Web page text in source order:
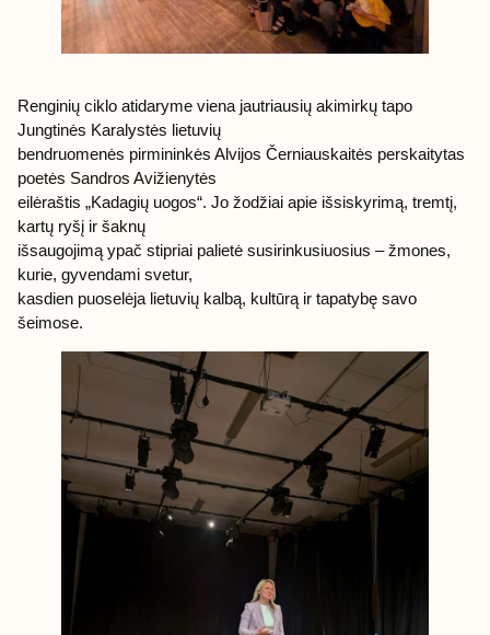
Renginių ciklo atidaryme viena jautriausių akimirkų tapo
Jungtinės Karalystės lietuvių
bendruomenės pirmininkės Alvijos Černiauskaitės perskaitytas
poetės Sandros Avižienytės
eilėraštis „Kadagių uogos“. Jo žodžiai apie išsiskyrimą, tremtį,
kartų ryšį ir šaknų
išsaugojimą ypač stipriai palietė susirinkusiuosius – žmones,
kurie, gyvendami svetur,
kasdien puoselėja lietuvių kalbą, kultūrą ir tapatybę savo
šeimose.